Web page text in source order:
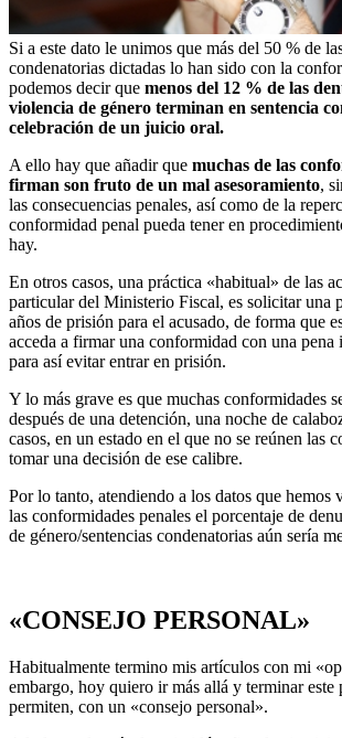
Si a este dato le unimos que más del 50 % de
condenatorias dictadas lo han sido con la
podemos decir que menos del 12 % de las
violencia de género terminan en sentencia
celebración de un juicio oral.
A ello hay que añadir que muchas de las
firman son fruto de un mal asesoramiento,
las consecuencias penales, así como de la
conformidad penal pueda tener en
hay.
En otros casos, una práctica «habitual» de las
particular del Ministerio Fiscal, es solicitar una
años de prisión para el acusado, de forma que
acceda a firmar una conformidad con una pena
para así evitar entrar en prisión.
Y lo más grave es que muchas conformidades
después de una detención, una noche de
casos, en un estado en el que no se reúnen las
tomar una decisión de ese calibre.
Por lo tanto, atendiendo a los datos que hemos
las conformidades penales el porcentaje de
de género/sentencias condenatorias aún sería
«CONSEJO PERSONAL»
Habitualmente termino mis artículos con mi
embargo, hoy quiero ir más allá y terminar este
permiten, con un «consejo personal».